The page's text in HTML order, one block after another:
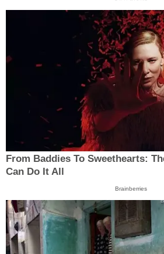
From Baddies To Sweethearts:
Can Do It All
Brainberries